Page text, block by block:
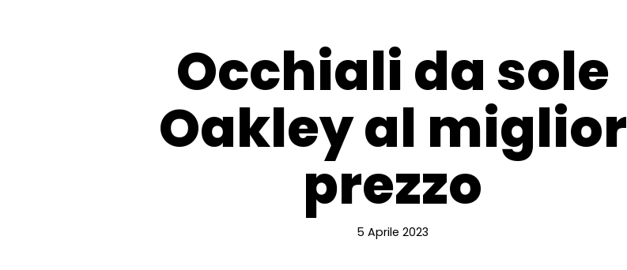
Occhiali da sole
Oakley al miglior
prezzo
5 Aprile 2023